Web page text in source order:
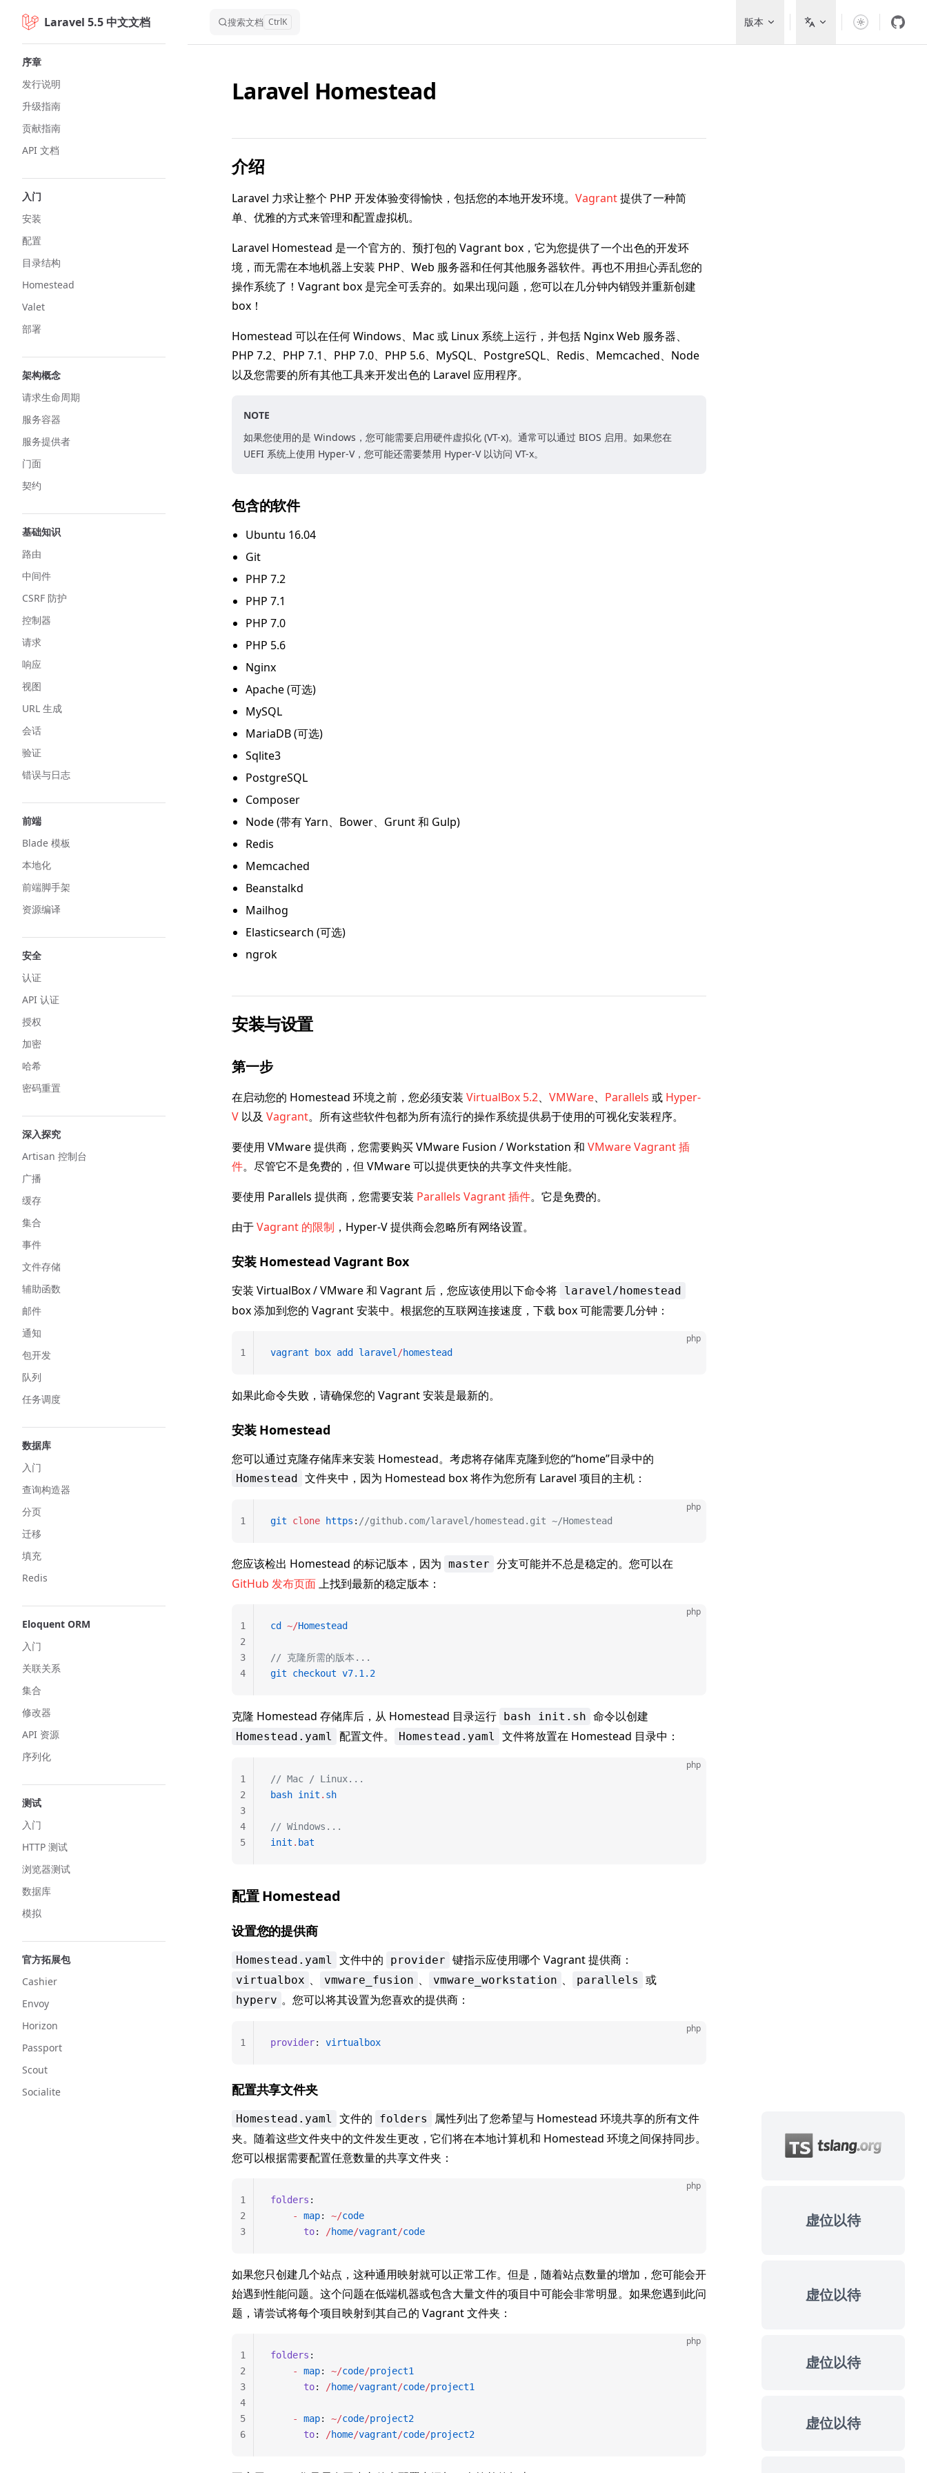
Skip to content
Laravel 5.5 中文文档 搜索文档 CtrlK 版本
序章
发行说明
升级指南
贡献指南
API 文档
入门
安装
配置
目录结构
Homestead
Valet
部署
架构概念
请求生命周期
服务容器
服务提供者
门面
契约
基础知识
路由
中间件
CSRF 防护
控制器
请求
响应
视图
URL 生成
会话
验证
错误与日志
前端
Blade 模板
本地化
前端脚手架
资源编译
安全
认证
API 认证
授权
加密
哈希
密码重置
深入探究
Artisan 控制台
广播
缓存
集合
事件
文件存储
辅助函数
邮件
通知
包开发
队列
任务调度
数据库
入门
查询构造器
分页
迁移
填充
Redis
Eloquent ORM
入门
关联关系
集合
修改器
API 资源
序列化
测试
入门
HTTP 测试
浏览器测试
数据库
模拟
官方拓展包
Cashier
Envoy
Horizon
Passport
Scout
Socialite
虚位以待
虚位以待
虚位以待
虚位以待
Laravel Homestead
介绍
Laravel 力求让整个 PHP 开发体验变得愉快，包括您的本地开发环境。 Vagrant提供了一种简
单、优雅的方式来管理和配置虚拟机。
Laravel Homestead 是一个官方的、预打包的 Vagrant box，它为您提供了一个出色的开发环
境，而无需在本地机器上安装 PHP、Web 服务器和任何其他服务器软件。再也不用担心弄乱您的
操作系统了！Vagrant box 是完全可丢弃的。如果出现问题，您可以在几分钟内销毁并重新创建
box！
Homestead 可以在任何 Windows、Mac 或 Linux 系统上运行，并包括 Nginx Web 服务器、
PHP 7.2、PHP 7.1、PHP 7.0、PHP 5.6、MySQL、PostgreSQL、Redis、Memcached、Node
以及您需要的所有其他工具来开发出色的 Laravel 应用程序。
NOTE
如果您使用的是 Windows，您可能需要启用硬件虚拟化 (VT-x)。通常可以通过 BIOS 启用。如果您在
UEFI 系统上使用 Hyper-V，您可能还需要禁用 Hyper-V 以访问 VT-x。
包含的软件
Ubuntu 16.04
Git
PHP 7.2
PHP 7.1
PHP 7.0
PHP 5.6
Nginx
Apache (可选)
MySQL
MariaDB (可选)
Sqlite3
PostgreSQL
Composer
Node (带有 Yarn、Bower、Grunt 和 Gulp)
Redis
Memcached
Beanstalkd
Mailhog
Elasticsearch (可选)
ngrok
安装与设置
第一步
在启动您的 Homestead 环境之前，您必须安装 VirtualBox 5.2、 VMWare、 Parallels 或 Hyper-
V 以及 Vagrant。所有这些软件包都为所有流行的操作系统提供易于使用的可视化安装程序。
要使用 VMware 提供商，您需要购买 VMware Fusion / Workstation 和 VMware Vagrant 插
件。尽管它不是免费的，但 VMware 可以提供更快的共享文件夹性能。
要使用 Parallels 提供商，您需要安装 Parallels Vagrant 插件。它是免费的。
由于Vagrant 的限制 ，Hyper-V 提供商会忽略所有网络设置。
安装 Homestead Vagrant Box
安装 VirtualBox / VMware 和 Vagrant 后，您应该使用以下命令将 laravel/homestead
box 添加到您的 Vagrant 安装中。根据您的互联网连接速度，下载 box 可能需要几分钟：
php
vagrant box add laravel /homestead
1
如果此命令失败，请确保您的 Vagrant 安装是最新的。
安装 Homestead
您可以通过克隆存储库来安装 Homestead。考虑将存储库克隆到您的“home”目录中的
Homestead 文件夹中，因为 Homestead box 将作为您所有 Laravel 项目的主机：
php
git clone https : //github.com/laravel/homestead.git ~/Homestead
1
您应该检出 Homestead 的标记版本，因为 master 分支可能并不总是稳定的。您可以在
GitHub 发布页面上找到最新的稳定版本：
php
cd ~/Homestead
// 克隆所需的版本...
git checkout v7.1.2
1
2
3
4
克隆 Homestead 存储库后，从 Homestead 目录运行 bash init.sh 命令以创建
Homestead.yaml 配置文件。 Homestead.yaml 文件将放置在 Homestead 目录中：
php
// Mac / Linux...
bash init . sh
// Windows...
init . bat
1
2
3
4
5
配置 Homestead
设置您的提供商
Homestead.yaml 文件中的 provider 键指示应使用哪个 Vagrant 提供商：
virtualbox 、 vmware_fusion 、 vmware_workstation 、 parallels 或
hyperv 。您可以将其设置为您喜欢的提供商：
php
provider: virtualbox
1
配置共享文件夹
Homestead.yaml 文件的 folders
属性列出了您希望与 Homestead 环境共享的所有文件
夹。随着这些文件夹中的文件发生更改，它们将在本地计算机和 Homestead 环境之间保持同步。
您可以根据需要配置任意数量的共享文件夹：
php
folders :
    -
map: ~/code
      to
: /home/vagrant/code
1
2
3
如果您只创建几个站点，这种通用映射就可以正常工作。但是，随着站点数量的增加，您可能会开
始遇到性能问题。这个问题在低端机器或包含大量文件的项目中可能会非常明显。如果您遇到此问
题，请尝试将每个项目映射到其自己的 Vagrant 文件夹：
php
folders :
    -
map: ~/code/project1
      to
: /home/vagrant/code/project1
    -
map: ~/code/project2
      to
: /home/vagrant/code/project2
1
2
3
4
5
6